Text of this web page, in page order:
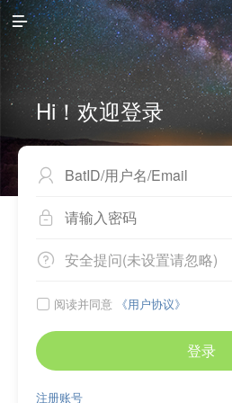

Hi！欢迎登录


 安全提问(未设置请忽略)
 阅读并同意 《用户协议》
登录
注册账号